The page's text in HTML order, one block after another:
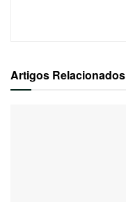
Artigos Relacionados